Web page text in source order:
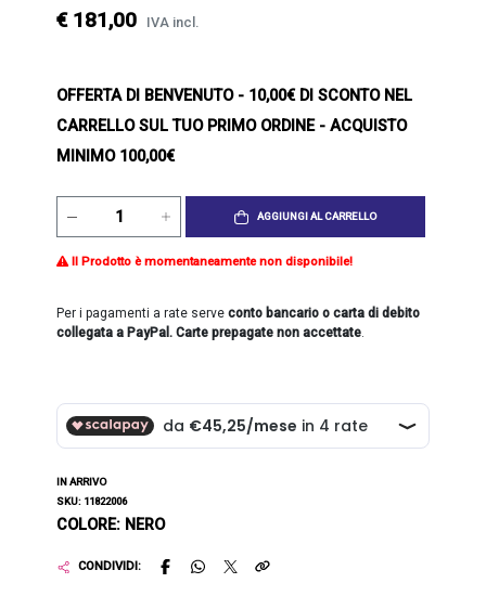
€ 181,00 IVA incl.
OFFERTA DI BENVENUTO- 10,00€ DI SCONTO NEL
CARRELLO SUL TUO PRIMO ORDINE - ACQUISTO
MINIMO 100,00€
AGGIUNGI AL CARRELLO
Il Prodotto è momentaneamente non disponibile!
Per i pagamenti a rate serveconto bancario o carta di debito
collegata a PayPal. Carte prepagate non accettate.
IN ARRIVO
SKU: 11822006
COLORE: NERO
CONDIVIDI: